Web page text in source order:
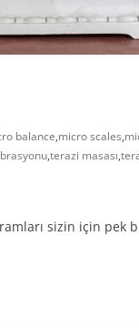
balance,micro scales,
,terazi masası,
sizin için pek